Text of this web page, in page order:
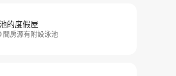
的度假屋
間房源有附設泳池